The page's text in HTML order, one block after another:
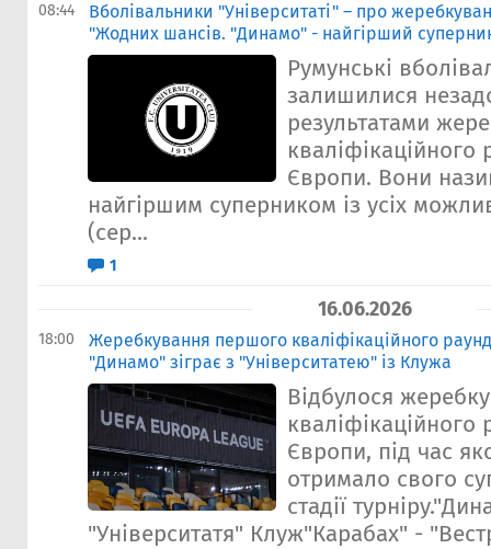
08:44
Вболівальники "Університаті" – про
"Жодних шансів. "Динамо" - найгірший
Румунські
залишилися
результатами
кваліфікаційного
Європи. Вони
найгіршим суперником із усіх
(сер...
1
16.06.2026
18:00
Жеребкування першого кваліфікаційного
"Динамо" зіграє з "Університатею" із Клужа
Відбулося
кваліфікаційного
Європи, під час
отримало свого
стадії
"Університатя" Клуж"Карабах" -